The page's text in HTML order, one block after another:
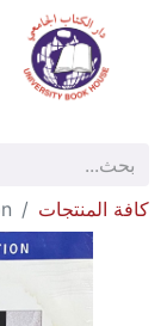
كافة المنتجات